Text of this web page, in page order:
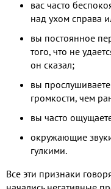
вас часто
над ухом справа
вы постоянное
того, что не
он сказал;
вы
громкости, чем
вы часто
окружающие
гулкими.
Все эти признаки